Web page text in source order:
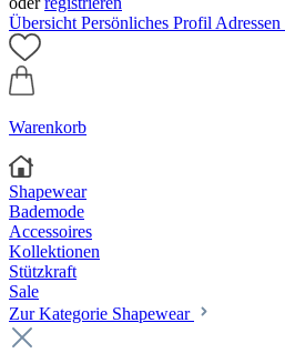
Übersicht Persönliches Profil Adressen
Warenkorb
Shapewear
Bademode
Accessoires
Kollektionen
Stützkraft
Sale
Zur Kategorie Shapewear